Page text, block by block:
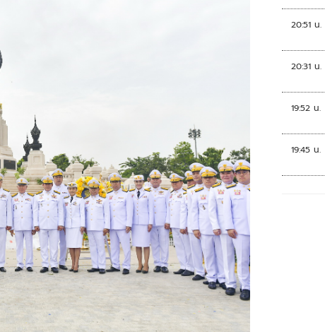
20:51 น.
20:31 น.
19:52 น.
19:45 น.